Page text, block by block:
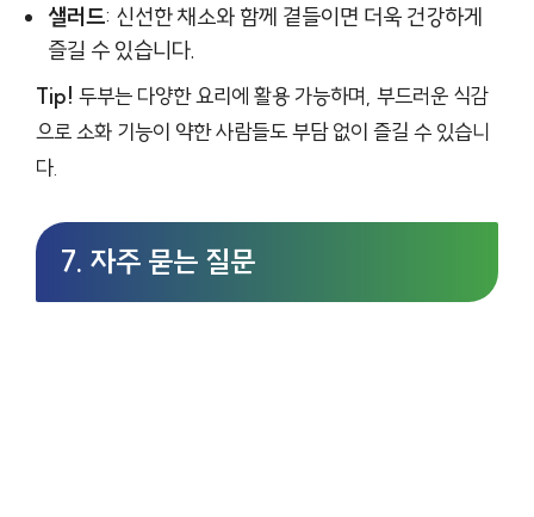
샐러드: 신선한 채소와 함께 곁들이면 더욱 건강하게
즐길 수 있습니다.
Tip! 두부는 다양한 요리에 활용 가능하며, 부드러운 식감
으로 소화 기능이 약한 사람들도 부담 없이 즐길 수 있습니
다.
7. 자주 묻는 질문